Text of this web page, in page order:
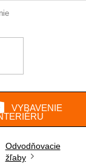
VYBAVENIE
Odvodňovacie
žľaby